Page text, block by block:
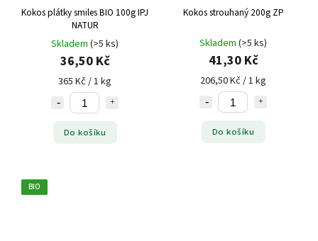
Kokos plátky smiles BIO 100g IPJ
NATUR
Skladem (>5 ks)
36,50 Kč
365 Kč / 1 kg
Do košíku
Kokos strouhaný 200g ZP
Skladem (>5 ks)
41,30 Kč
206,50 Kč / 1 kg
Do košíku
BIO